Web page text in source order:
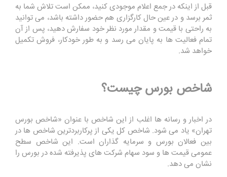
قبل از اینکه در جمع اعلام موجودی کنید، ممکن است تلاش شما به
ثمر برسد و در عین حال کارگزاری هم حضور داشته باشد، می توانید
به راحتی با قیمت و مقدار مورد نظر خود سفارش دهید، پس از آن
تمام فعالیت ها به پایان می رسد و به طور خودکار، فروش تکمیل
خواهد شد.
شاخص بورس چیست؟
در اخبار و رسانه ها اغلب از این شاخص با عنوان «شاخص بورس
تهران» یاد می شود. شاخص کل یکی از پرکاربردترین شاخص ها در
بین فعالان بورس و سرمایه گذاران است. این شاخص سطح
عمومی قیمت ها و سود سهام شرکت های پذیرفته شده در بورس را
نشان می دهد.